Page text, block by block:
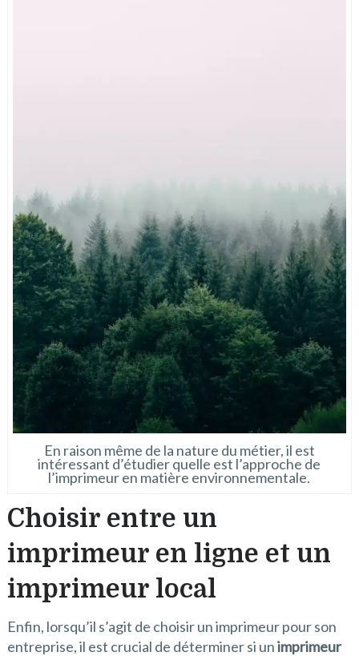
En raison même de la nature du métier, il est
intéressant d’étudier quelle est l’approche de
l’imprimeur en matière environnementale.
Choisir entre un
imprimeur en ligne et un
imprimeur local
Enfin, lorsqu’il s’agit de choisir un imprimeur pour son
entreprise, il est crucial de déterminer si unimprimeur